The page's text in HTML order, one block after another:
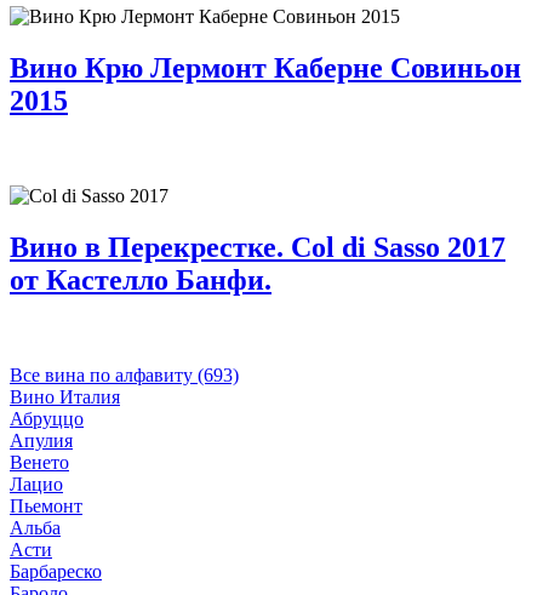
Вино Крю Лермонт Каберне Совиньон
2015
Вино в Перекрестке. Col di Sasso 2017
от Кастелло Банфи.
Все вина по алфавиту (693)
Вино Италия
Абруццо
Апулия
Венето
Лацио
Пьемонт
Альба
Асти
Барбареско